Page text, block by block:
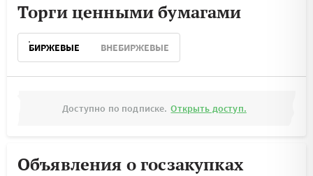
Торги ценными бумагами
БИРЖЕВЫЕ ВНЕБИРЖЕВЫЕ
Доступно по подписке. Открыть доступ.
Объявления о госзакупках